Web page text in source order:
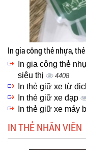
In gia công thẻ nhựa,
In gia công thẻ
siêu thị
4408
In thẻ giữ xe từ
In thẻ giữ xe đạp
In thẻ giữ xe máy
IN THẺ NHÂN VIÊN